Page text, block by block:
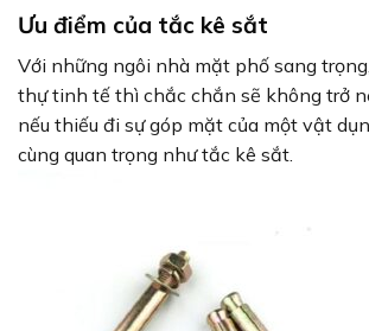
Ưu điểm của tắc kê sắt
Với những ngôi nhà mặt phố sang
thự tinh tế thì chắc chắn sẽ không trở
nếu thiếu đi sự góp mặt của một vật
cùng quan trọng như tắc kê sắt.